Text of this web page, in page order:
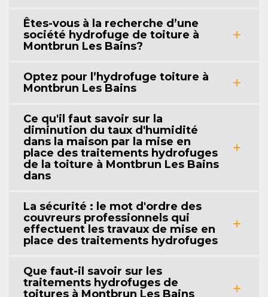
Êtes-vous à la recherche d’une
société hydrofuge de toiture à
Montbrun Les Bains?
Optez pour l’hydrofuge toiture à
Montbrun Les Bains
Ce qu'il faut savoir sur la
diminution du taux d'humidité
dans la maison par la mise en
place des traitements hydrofuges
de la toiture à Montbrun Les Bains
dans
La sécurité : le mot d'ordre des
couvreurs professionnels qui
effectuent les travaux de mise en
place des traitements hydrofuges
Que faut-il savoir sur les
traitements hydrofuges de
toitures à Montbrun Les Bains